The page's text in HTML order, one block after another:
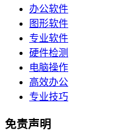
办公软件
图形软件
专业软件
硬件检测
电脑操作
高效办公
专业技巧
免责声明